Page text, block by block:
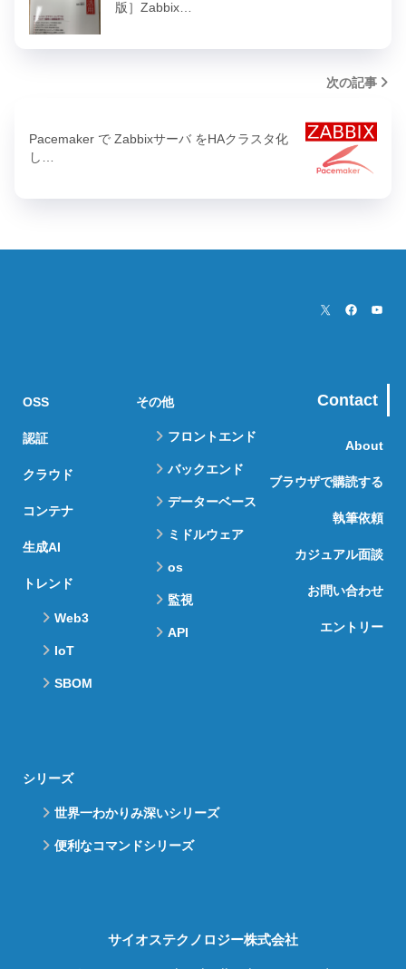
版］Zabbix…
次の記事
Pacemaker で Zabbixサーバ をHAクラスタ化
し…
OSS
認証
クラウド
コンテナ
生成AI
トレンド
Web3
IoT
SBOM
その他
フロントエンド
バックエンド
データーベース
ミドルウェア
os
監視
API
シリーズ
世界一わかりみ深いシリーズ
便利なコマンドシリーズ
Contact
About
ブラウザで購読する
執筆依頼
カジュアル面談
お問い合わせ
エントリー
サイオステクノロジー株式会社